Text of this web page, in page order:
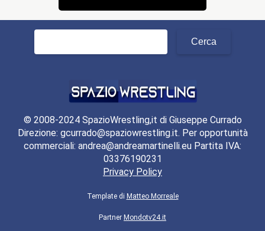
articoli
© 2008-2024 SpazioWrestling,it di Giuseppe Currado
Direzione: gcurrado@spaziowrestling.it. Per opportunità
commerciali: andrea@andreamartinelli.eu Partita IVA:
03376190231
Privacy Policy
Template di Matteo Morreale
Partner Mondotv24.it